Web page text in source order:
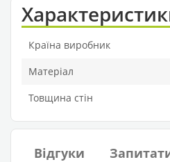
Країна виробник
Матеріал
Товщина стін
Відгуки